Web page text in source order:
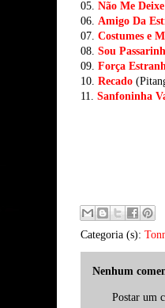
05. Não Me Deixe
06. Amigo Da
07. Costumes e
08. Sou
09. Força
10. Recado
11. Sanfoninha
Categoria (s):
Nenhum
Postar um